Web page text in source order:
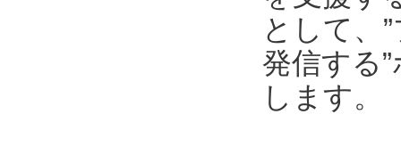
として、
発信する
します。